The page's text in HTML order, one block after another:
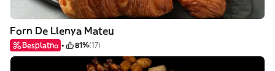
Forn De Llenya Mateu
Besplatno 81%(17)